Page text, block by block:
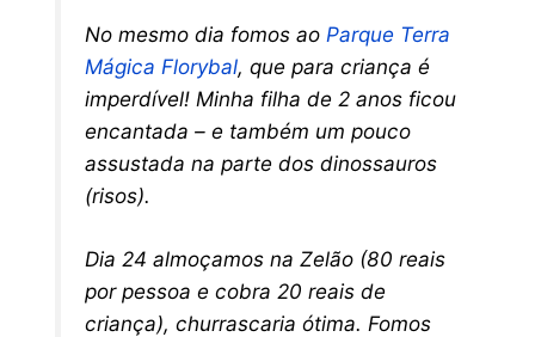
No mesmo dia fomos ao Parque Terra
Mágica Florybal, que para criança é
imperdível! Minha filha de 2 anos ficou
encantada – e também um pouco
assustada na parte dos dinossauros
(risos).
Dia 24 almoçamos na Zelão (80 reais
por pessoa e cobra 20 reais de
criança), churrascaria ótima. Fomos